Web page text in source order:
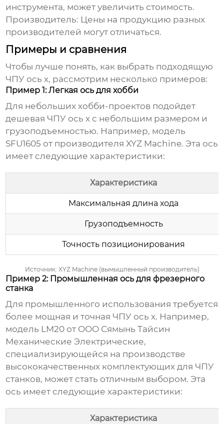
инструмента, может увеличить стоимость.
Производитель: Цены на продукцию разных
производителей могут отличаться.
Примеры и сравнения
Чтобы лучше понять, как выбрать подходящую
ЧПУ ось х, рассмотрим несколько примеров:
Пример 1: Легкая ось для хобби
Для небольших хобби-проектов подойдет
дешевая ЧПУ ось х с небольшим размером и
грузоподъемностью. Например, модель
SFU1605 от производителя XYZ Machine. Эта ось
имеет следующие характеристики:
Характеристика
Максимальная длина хода
Грузоподъемность
Точность позиционирования
Источник: XYZ Machine (вымышленный производитель)
Пример 2: Промышленная ось для фрезерного
станка
Для промышленного использования требуется
более мощная и точная ЧПУ ось х. Например,
модель LM20 от ООО Сямынь Тайсин
Механические Электрические,
специализирующейся на производстве
высококачественных комплектующих для ЧПУ
станков, может стать отличным выбором. Эта
ось имеет следующие характеристики:
Характеристика